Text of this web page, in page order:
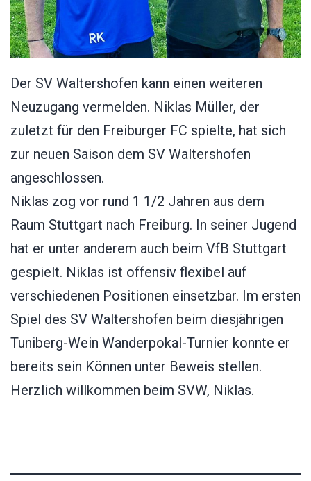
Der SV Waltershofen kann einen weiteren
Neuzugang vermelden. Niklas Müller, der
zuletzt für den Freiburger FC spielte, hat sich
zur neuen Saison dem SV Waltershofen
angeschlossen.
Niklas zog vor rund 1 1/2 Jahren aus dem
Raum Stuttgart nach Freiburg. In seiner Jugend
hat er unter anderem auch beim VfB Stuttgart
gespielt. Niklas ist offensiv flexibel auf
verschiedenen Positionen einsetzbar. Im ersten
Spiel des SV Waltershofen beim diesjährigen
Tuniberg-Wein Wanderpokal-Turnier konnte er
bereits sein Können unter Beweis stellen.
Herzlich willkommen beim SVW, Niklas.